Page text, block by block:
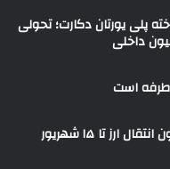
پلی یورتان دکارت؛ تحولی
داخلی
تا ۱۵ شهریور